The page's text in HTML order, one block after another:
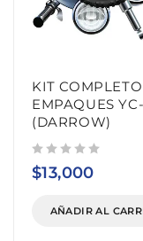
KIT
EMPAQUES
(DARROW)
$13,000
AÑADIR AL